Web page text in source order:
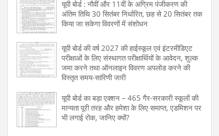
यूपी बोर्ड : नौवीं और 11वीं के अग्रिम पंजीकरण की
अंतिम तिथि 30 सितंबर निर्धारित, छह से 20 सितंबर तक
किया जा सकेगा विवरणों में संशोधन
यूपी बोर्ड की वर्ष 2027 की हाईस्कूल एवं इंटरमीडिएट
परीक्षाओं के लिए संस्थागत परीक्षार्थियों के आवेदन, शुल्क
जमा करने तथा ऑनलाइन विवरण अपलोड करने की
विस्तृत समय-सारिणी जारी
यूपी बोर्ड का बड़ा एक्शन – 465 गैर-सरकारी स्कूलों की
मान्यता पूरी तरह और हमेशा के लिए समाप्त, एडमिशन पर
भी लगाई रोक, जानिए क्यों?